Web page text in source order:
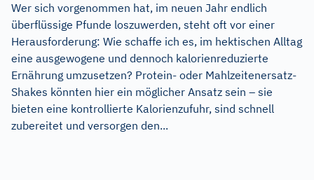
Wer sich vorgenommen hat, im neuen Jahr endlich
überflüssige Pfunde loszuwerden, steht oft vor einer
Herausforderung: Wie schaffe ich es, im hektischen Alltag
eine ausgewogene und dennoch kalorienreduzierte
Ernährung umzusetzen? Protein- oder Mahlzeitenersatz-
Shakes könnten hier ein möglicher Ansatz sein – sie
bieten eine kontrollierte Kalorienzufuhr, sind schnell
zubereitet und versorgen den...